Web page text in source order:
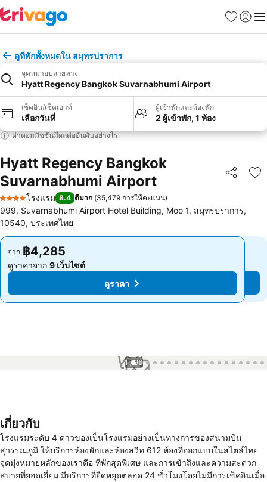
รายการโป
เข้าสู่ร
เมนู
ดูที่พักทั้งหมดใน สมุทรปราการ
จุดหมายปลายทาง
Hyatt Regency Bangkok Suvarnabhumi Airport
เช็คอิน/เช็คเอาท์
เลือกวันที่
ผู้เข้าพักและห้องพัก
2 ผู้เข้าพัก, 1 ห้อง
ค่าคอมมิชชั่นมีผลต่ออันดับอย่างไร
Hyatt Regency Bangkok
Suvarnabhumi Airport
แชร์ เ
4 ดาว
โรงแรม 8.4 ดีมาก (35,479 การให้คะแนน)
999, Suvarnabhumi Airport Hotel Building, Moo 1, สมุทรปราการ,
10540, ประเทศไทย
จาก ฿4,285
ดูราคาจาก 9 เว็บไซต์
ดูราคา
จาก ฿4,285
ดูราคาจาก 9 เว็บไซต์
ดูราคา
1 / 90
เกี่ยวกับ
โรงแรมระดับ 4 ดาวของเป็นโรงแรมอย่างเป็นทางการของสนามบิน
สุวรรณภูมิ ให้บริการห้องพักและห้องสวีท 612 ห้องที่ออกแบบในสไตล์ไทย
จุดมุ่งหมายหลักของเราคือ ที่พักสุดพิเศษ และการเข้าถึงและความสะดวก
สบายที่ยอดเยี่ยม มีบริการที่ยืดหยุดตลอด 24 ชั่วโมงโดยไม่มีการเช็คอินเมื่อ